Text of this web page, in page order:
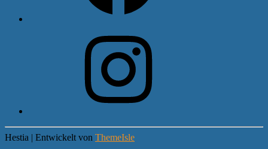
Hestia | Entwickelt von ThemeIsle